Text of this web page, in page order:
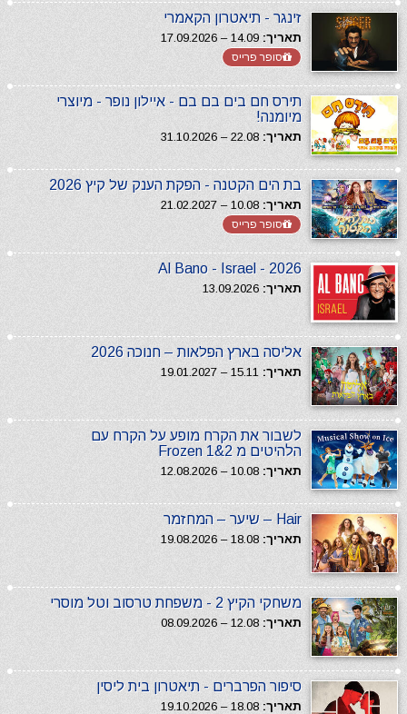
זינגר - תיאטרון הקאמרי
תאריך:
סופר פרייס
תירס חם בים בם בם - איילון נופר - מיוצרי
מיומנה!
תאריך:
בת הים הקטנה - הפקת הענק של קיץ 2026
תאריך:
סופר פרייס
Al Bano - Israel - 2026
תאריך:
אליסה בארץ הפלאות – חנוכה 2026
תאריך:
לשבור את הקרח מופע על הקרח עם
הלהיטים מ Frozen 1&2
תאריך:
Hair – שיער – המחזמר
תאריך:
משחקי הקיץ 2 - משפחת טרסוב וטל מוסרי
תאריך:
סיפור הפרברים - תיאטרון בית ליסין
תאריך: